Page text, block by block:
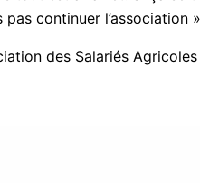
continuer l’association
des Salariés